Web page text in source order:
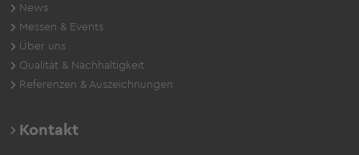
News
Messen & Events
Über uns
Qualität & Nachhaltigkeit
Referenzen & Auszeichnungen
Kontakt